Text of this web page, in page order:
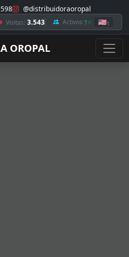
@distribuidoraoropal
Visitas: 3.543 Activos:1 🇺🇸1
OROPAL